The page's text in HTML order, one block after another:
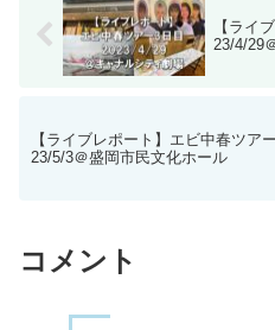
【ライ
23/4/29
【ライブレポート】エビ中春ツアー
23/5/3＠盛岡市民文化ホール
コメント